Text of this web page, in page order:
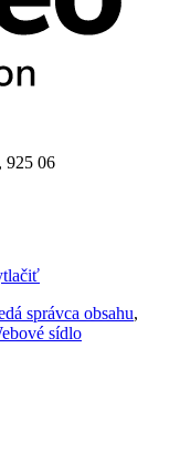
925 06
správca obsahu,
sídlo